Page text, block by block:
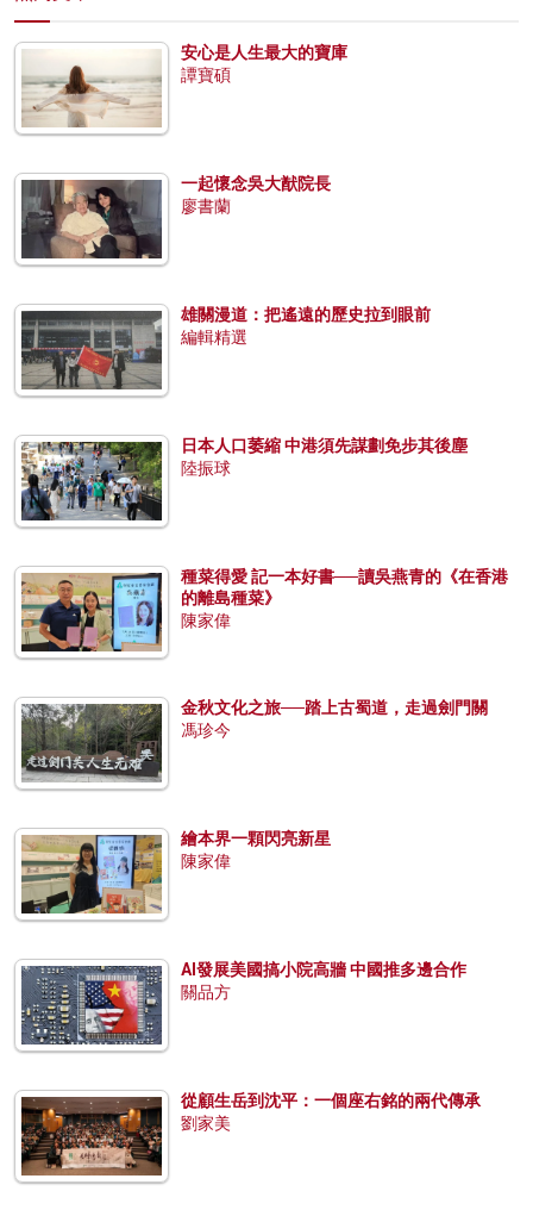
安心是人生最大的寶庫
譚寶碩
一起懷念吳大猷院長
廖書蘭
雄關漫道：把遙遠的歷史拉到眼前
編輯精選
日本人口萎縮 中港須先謀劃免步其後塵
陸振球
種菜得愛 記一本好書──讀吳燕青的《在香港
的離島種菜》
陳家偉
金秋文化之旅──踏上古蜀道，走過劍門關
馮珍今
繪本界一顆閃亮新星
陳家偉
AI發展美國搞小院高牆 中國推多邊合作
關品方
從顧生岳到沈平：一個座右銘的兩代傳承
劉家美